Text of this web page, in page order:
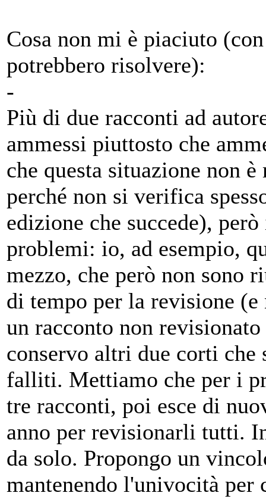
Cosa non mi è piaciuto
potrebbero risolvere):
-
Più di due racconti ad
ammessi piuttosto che
che questa situazione non
perché non si verifica
edizione che succede),
problemi: io, ad esempio,
mezzo, che però non sono
di tempo per la revisione
un racconto non
conservo altri due corti
falliti. Mettiamo che per i
tre racconti, poi esce di
anno per revisionarli tutti.
da solo. Propongo un
mantenendo l'univocità